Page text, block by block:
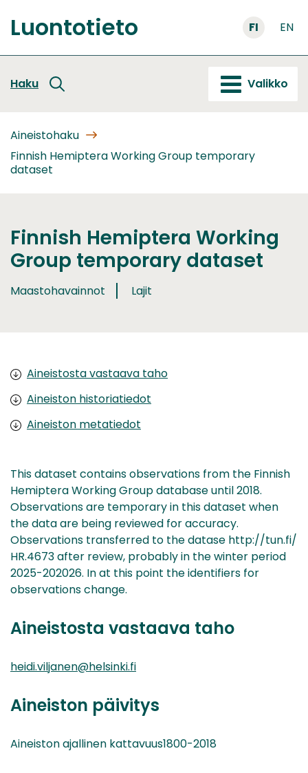
sisältöön
Etusivu
Luontotieto FI EN
Haku Valikko
Aineistohaku
Finnish Hemiptera Working Group temporary
dataset
Finnish Hemiptera Working
Group temporary dataset
Maastohavainnot Lajit
Aineistosta vastaava taho
Aineiston historiatiedot
Aineiston metatiedot
This dataset contains observations from the Finnish
Hemiptera Working Group database until 2018.
Observations are temporary in this dataset when
the data are being reviewed for accuracy.
Observations transferred to the datase http://tun.fi/
HR.4673 after review, probably in the winter period
2025-202026. In at this point the identifiers for
observations change.
Aineistosta vastaava taho
heidi.viljanen@helsinki.fi
Aineiston päivitys
Aineiston ajallinen kattavuus1800-2018